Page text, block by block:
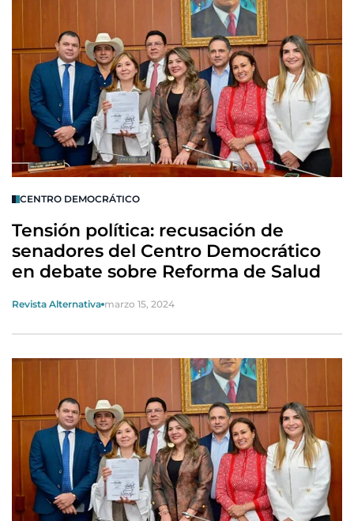
CENTRO DEMOCRÁTICO
Tensión política: recusación de
senadores del Centro Democrático
en debate sobre Reforma de Salud
Revista Alternativa marzo 15, 2024